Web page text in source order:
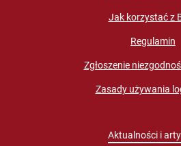
Jak korzystać z
Regulamin
Zgłoszenie
Zasady używania
Aktualności i